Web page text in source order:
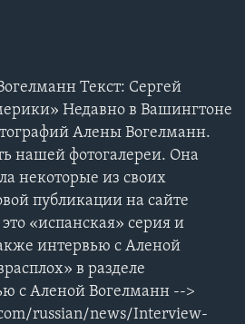
ПУТЕШЕСТВИЕ
ИСТОРИЯ
Текст: Сергей
Недавно в Вашингтоне
Алены Вогелманн.
нашей фотогалереи. Она
некоторые из своих
публикации на сайте
«испанская» серия и
интервью с Аленой
в разделе
с Аленой Вогелманн -->
russian/news/Interview-